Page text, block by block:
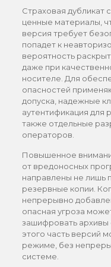
Страховая дубликат
ценные материалы,
версия требует
попадет к
вероятность
даже при
носителе. Для
опасностей
допуска, надежные
аутентификация для
также отдельные
операторов.
Повышенное
от вредоносных
направлены не лишь
резервные копии.
непрерывно
опасная угроза
зашифровать архивы
этого часть версий
режиме, без
системе.